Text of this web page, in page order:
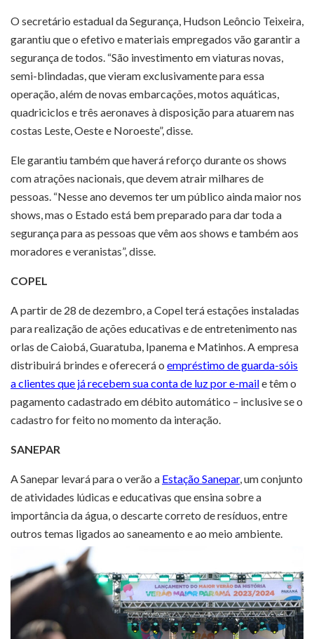
O secretário estadual da Segurança, Hudson Leôncio Teixeira,
garantiu que o efetivo e materiais empregados vão garantir a
segurança de todos. “São investimento em viaturas novas,
semi-blindadas, que vieram exclusivamente para essa
operação, além de novas embarcações, motos aquáticas,
quadriciclos e três aeronaves à disposição para atuarem nas
costas Leste, Oeste e Noroeste”, disse.
Ele garantiu também que haverá reforço durante os shows
com atrações nacionais, que devem atrair milhares de
pessoas. “Nesse ano devemos ter um público ainda maior nos
shows, mas o Estado está bem preparado para dar toda a
segurança para as pessoas que vêm aos shows e também aos
moradores e veranistas”, disse.
COPEL
A partir de 28 de dezembro, a Copel terá estações instaladas
para realização de ações educativas e de entretenimento nas
orlas de Caiobá, Guaratuba, Ipanema e Matinhos. A empresa
distribuirá brindes e oferecerá o empréstimo de guarda-sóis
a clientes que já recebem sua conta de luz por e-maile têm o
pagamento cadastrado em débito automático – inclusive se o
cadastro for feito no momento da interação.
SANEPAR
A Sanepar levará para o verão a Estação Sanepar, um conjunto
de atividades lúdicas e educativas que ensina sobre a
importância da água, o descarte correto de resíduos, entre
outros temas ligados ao saneamento e ao meio ambiente.